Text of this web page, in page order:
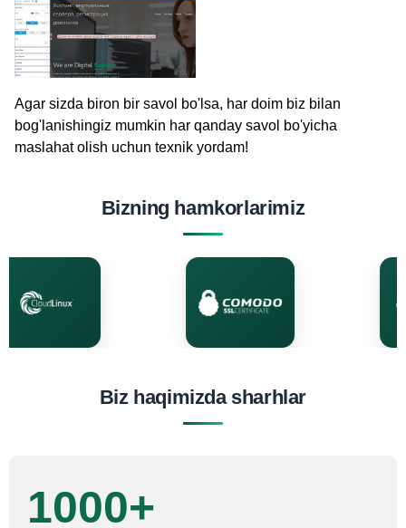
Agar sizda biron bir savol bo'lsa, har doim biz bilan
bog'lanishingiz mumkin har qanday savol bo'yicha
maslahat olish uchun texnik yordam!
Bizning hamkorlarimiz
Biz haqimizda sharhlar
1000+